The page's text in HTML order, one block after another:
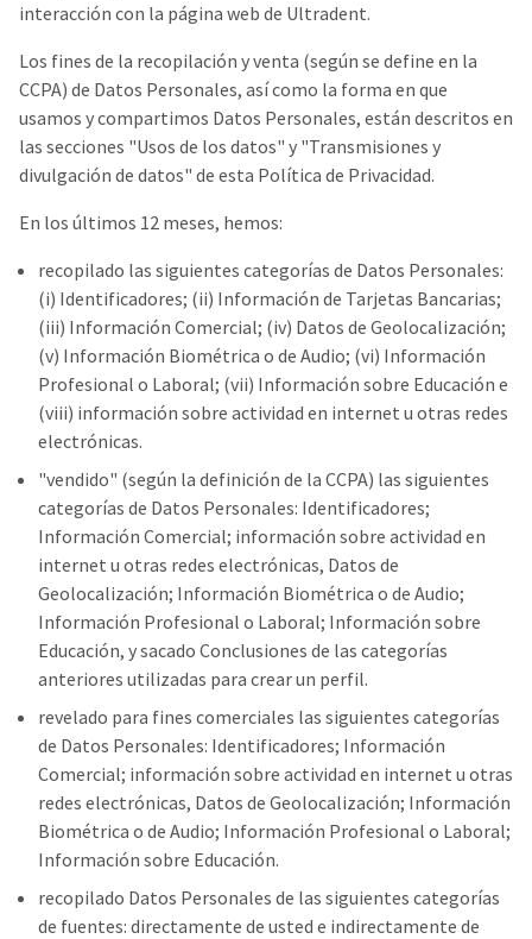
interacción con la página web de Ultradent.
Los fines de la recopilación y venta (según se define en la
CCPA) de Datos Personales, así como la forma en que
usamos y compartimos Datos Personales, están descritos en
las secciones "Usos de los datos" y "Transmisiones y
divulgación de datos" de esta Política de Privacidad.
En los últimos 12 meses, hemos:
recopilado las siguientes categorías de Datos Personales:
(i) Identificadores; (ii) Información de Tarjetas Bancarias;
(iii) Información Comercial; (iv) Datos de Geolocalización;
(v) Información Biométrica o de Audio; (vi) Información
Profesional o Laboral; (vii) Información sobre Educación e
(viii) información sobre actividad en internet u otras redes
electrónicas.
"vendido" (según la definición de la CCPA) las siguientes
categorías de Datos Personales: Identificadores;
Información Comercial; información sobre actividad en
internet u otras redes electrónicas, Datos de
Geolocalización; Información Biométrica o de Audio;
Información Profesional o Laboral; Información sobre
Educación, y sacado Conclusiones de las categorías
anteriores utilizadas para crear un perfil.
revelado para fines comerciales las siguientes categorías
de Datos Personales: Identificadores; Información
Comercial; información sobre actividad en internet u otras
redes electrónicas, Datos de Geolocalización; Información
Biométrica o de Audio; Información Profesional o Laboral;
Información sobre Educación.
recopilado Datos Personales de las siguientes categorías
de fuentes: directamente de usted e indirectamente de